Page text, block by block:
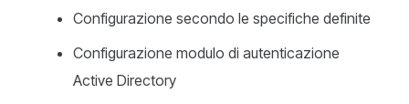
Configurazione secondo le specifiche definite
Configurazione modulo di autenticazione
Active Directory